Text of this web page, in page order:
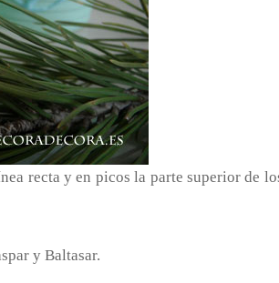
recta y en picos la parte superior de
y Baltasar.